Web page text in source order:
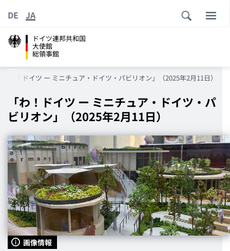
ドイツ連邦共和国
大使館
総領事館
DE JA
「わ！ドイツ ー ミニチュア・ドイツ・パビリオン」（2025年2月11日）
「わ！ドイツ ー ミニチュア・ドイツ・パ
ビリオン」（2025年2月11日）
画像情報